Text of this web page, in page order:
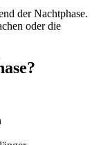
der Nachtphase.
oder die